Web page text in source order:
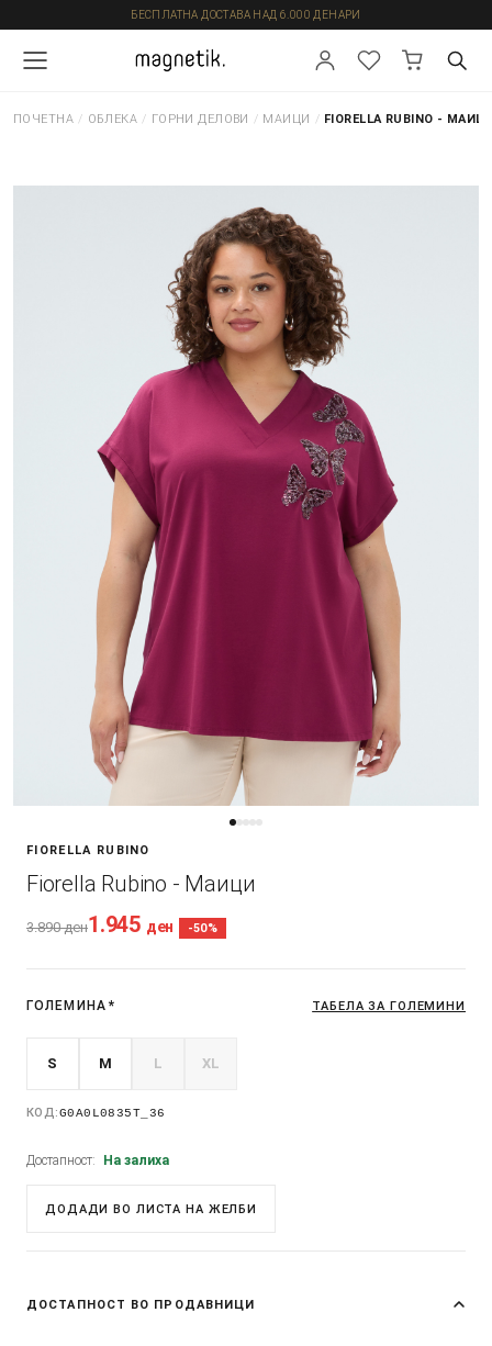
БЕСПЛАТНА ДОСТАВА НАД 6.000 ДЕНАРИ
ПОЧЕТНА / ОБЛЕКА / ГОРНИ ДЕЛОВИ / МАИЦИ / FIORELLA RUBINO -
FIORELLA RUBINO
Fiorella Rubino - Маици
3.890ден1.945 ден -50%
ГОЛЕМИНА * ТАБЕЛА ЗА ГОЛЕМИНИ
S M L XL
КОД:G0A0L0835T_36
Достапност: На залиха
ДОДАДИ ВО ЛИСТА НА ЖЕЛБИ
ДОСТАПНОСТ ВО ПРОДАВНИЦИ